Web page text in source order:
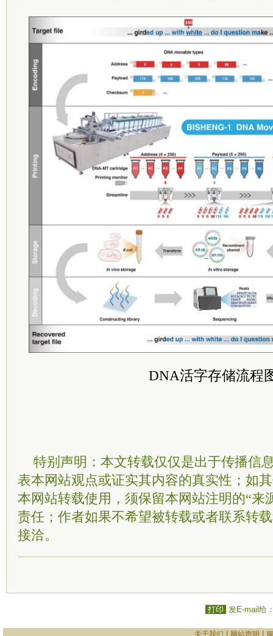
DNA活字存储流程
特别声明：本文转载仅仅是出于传播信
表本网站观点或证实其内容的真实性；如
本网站转载使用，须保留本网站注明的“来
责任；作者如果不希望被转载或者联系转
接洽。
打印 发E-mail给
关于我们 网站声明